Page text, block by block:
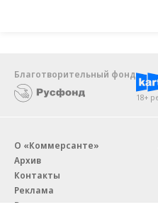
Благотворительный фонд
18+
О «Коммерсанте»
Архив
Контакты
Реклама
Вакансии